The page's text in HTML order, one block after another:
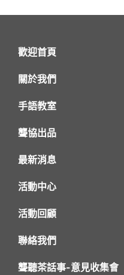
歡迎首頁
關於我們
手語教室
聾協出品
最新消息
活動中心
活動回顧
聯絡我們
聾聽茶話事-意見收集會